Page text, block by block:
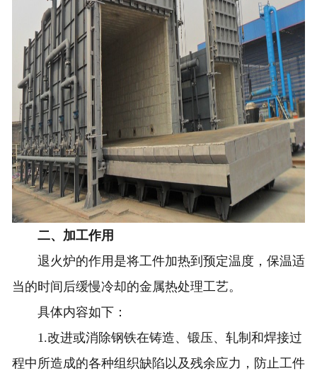
二、加工作用
退火炉的作用是将工件加热到预定温度，保温适
当的时间后缓慢冷却的金属热处理工艺。
具体内容如下：
1.改进或消除钢铁在铸造、锻压、轧制和焊接过
程中所造成的各种组织缺陷以及残余应力，防止工件